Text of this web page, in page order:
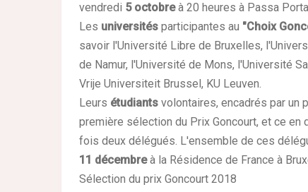
vendredi 5 octobreà 20 heures à Passa
Les universités participantes au "Choix
savoir l'Université Libre de Bruxelles,
de Namur, l'Université de Mons, l'Université
Vrije Universiteit Brussel, KU Leuven.
Leurs étudiants volontaires, encadrés par un
première sélection du Prix Goncourt, et ce
fois deux délégués. L'ensemble de ces
11 décembreà la Résidence de France à
Sélection du prix Goncourt 2018